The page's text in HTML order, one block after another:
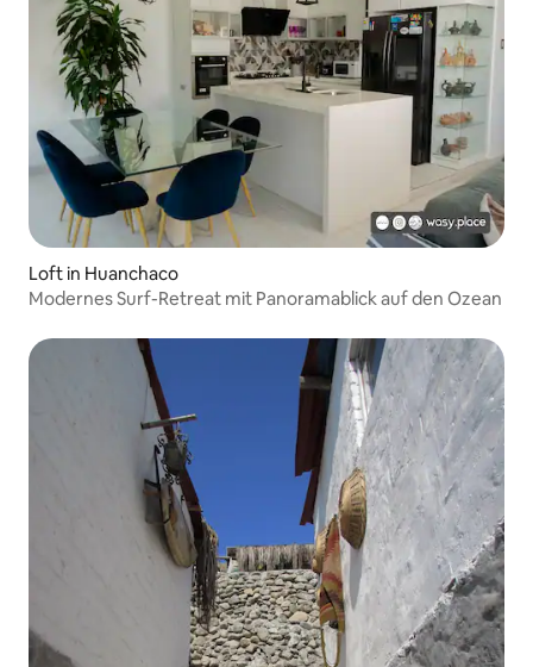
Loft in Huanchaco
Modernes Surf-Retreat mit Panoramablick auf den Ozean